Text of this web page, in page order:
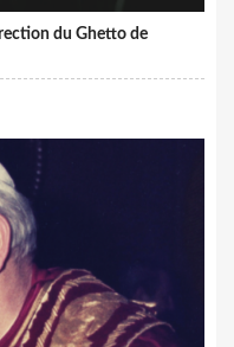
du Ghetto de